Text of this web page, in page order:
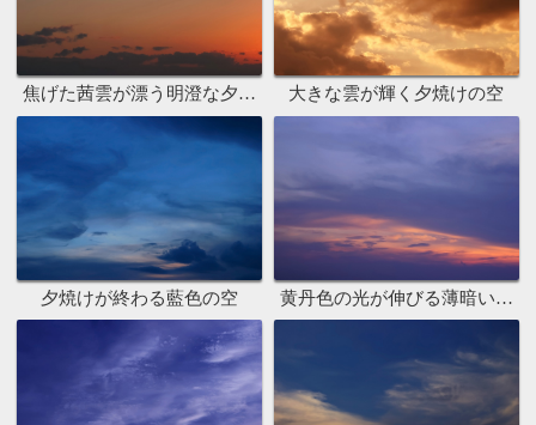
焦げた茜雲が漂う明澄な夕焼け 大きな雲が輝く夕焼けの空
夕焼けが終わる藍色の空 黄丹色の光が伸びる薄暗い夕焼け